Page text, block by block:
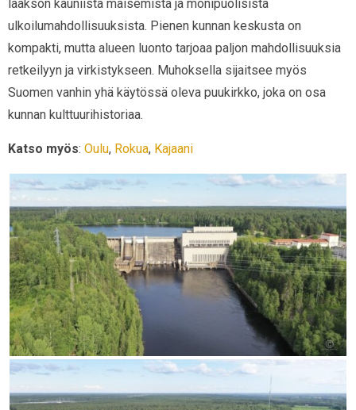
laakson kauniista maisemista ja monipuolisista
ulkoilumahdollisuuksista. Pienen kunnan keskusta on
kompakti, mutta alueen luonto tarjoaa paljon mahdollisuuksia
retkeilyyn ja virkistykseen. Muhoksella sijaitsee myös
Suomen vanhin yhä käytössä oleva puukirkko, joka on osa
kunnan kulttuurihistoriaa.
Katso myös: Oulu, Rokua, Kajaani